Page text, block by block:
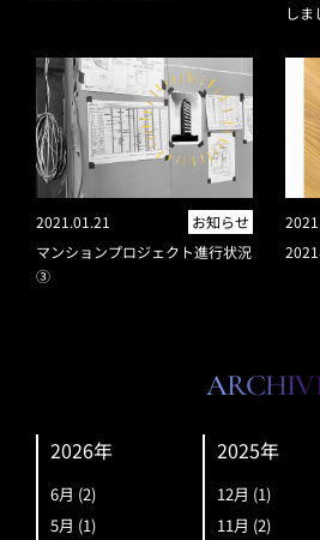
しま
2021.01.21
お知らせ
マンションプロジェクト進行状況
③
2026年
6月 (2)
5月 (1)
2025年
12月 (1)
11月 (2)